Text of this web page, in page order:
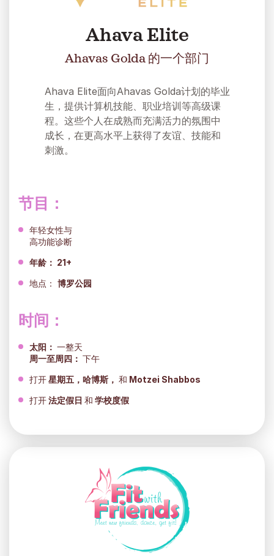
Ahava Elite
Ahavas Golda 的一个部门
Ahava Elite面向Ahavas Golda计划的毕业
生，提供计算机技能、职业培训等高级课
程。这些个人在成熟而充满活力的氛围中
成长，在更高水平上获得了友谊、技能和
刺激。
节目：
年轻女性与
高功能诊断
年龄： 21+
地点： 博罗公园
时间：
太阳： 一整天
周一至周四： 下午
打开星期五，哈博斯， 和 Motzei Shabbos
打开法定假日 和 学校度假